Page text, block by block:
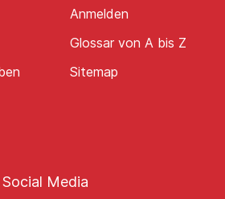
Anmelden
Glossar von A bis Z
Sitemap
Social Media